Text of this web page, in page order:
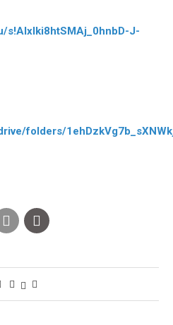
s!Alxlki8htSMAj_0hnbD-J-
folders/